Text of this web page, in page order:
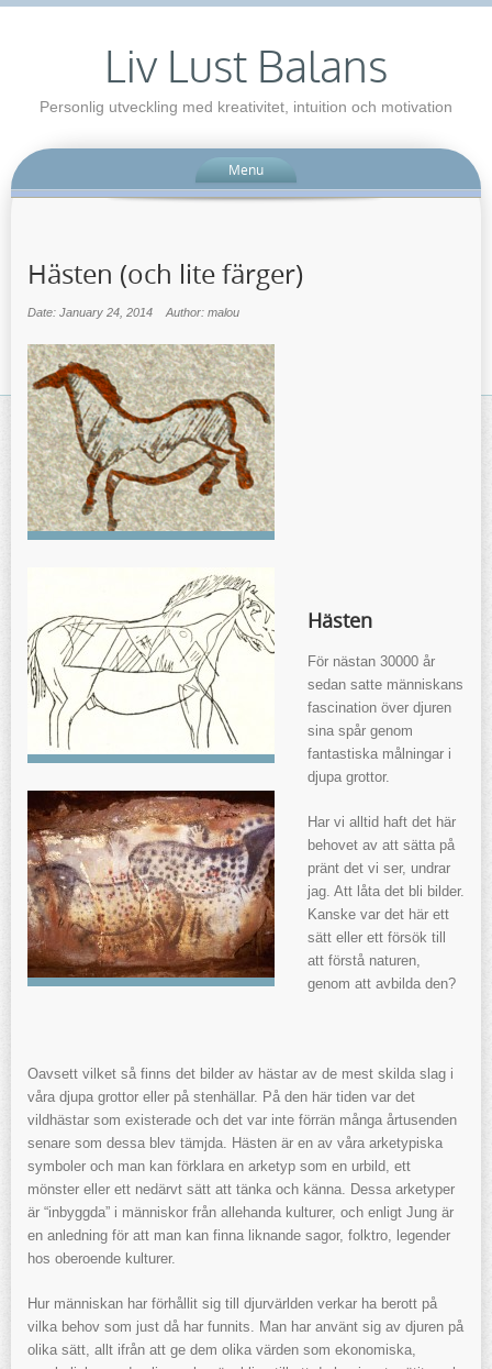
Liv Lust Balans
Personlig utveckling med kreativitet, intuition och motivation
Menu
Hästen (och lite färger)
Date: January 24, 2014 Author: malou
Hästen
För nästan 30000 år
sedan satte människans
fascination över djuren
sina spår genom
fantastiska målningar i
djupa grottor.
Har vi alltid haft det här
behovet av att sätta på
pränt det vi ser, undrar
jag. Att låta det bli bilder.
Kanske var det här ett
sätt eller ett försök till
att förstå naturen,
genom att avbilda den?
Oavsett vilket så finns det bilder av hästar av de mest skilda slag i
våra djupa grottor eller på stenhällar. På den här tiden var det
vildhästar som existerade och det var inte förrän många årtusenden
senare som dessa blev tämjda. Hästen är en av våra arketypiska
symboler och man kan förklara en arketyp som en urbild, ett
mönster eller ett nedärvt sätt att tänka och känna. Dessa arketyper
är “inbyggda” i människor från allehanda kulturer, och enligt Jung är
en anledning för att man kan finna liknande sagor, folktro, legender
hos oberoende kulturer.
Hur människan har förhållit sig till djurvärlden verkar ha berott på
vilka behov som just då har funnits. Man har använt sig av djuren på
olika sätt, allt ifrån att ge dem olika värden som ekonomiska,